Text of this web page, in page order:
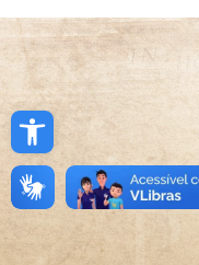
Open toolbar